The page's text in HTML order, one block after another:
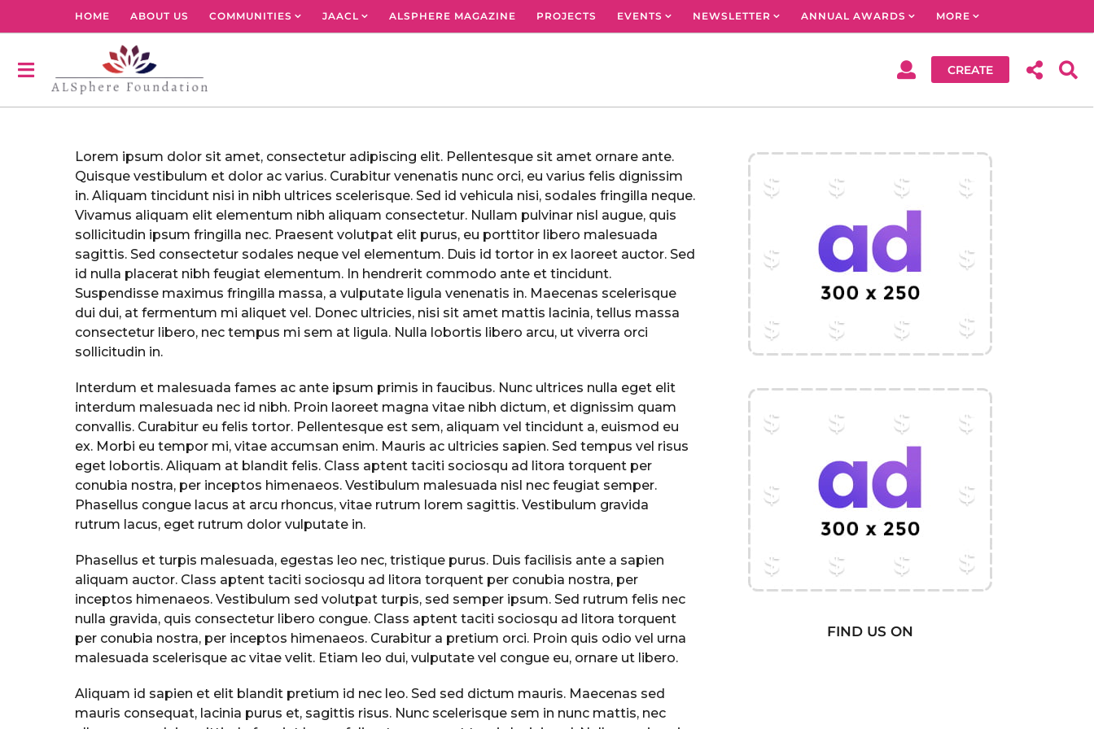
HOME ABOUT US COMMUNITIES JAACL ALSPHERE MAGAZINE PROJECTS EVENTS NEWSLETTER ANNUAL AWARDS MORE
CREATE
Lorem ipsum dolor sit amet, consectetur adipiscing elit. Pellentesque sit amet ornare ante.
Quisque vestibulum et dolor ac varius. Curabitur venenatis nunc orci, eu varius felis dignissim
in. Aliquam tincidunt nisi in nibh ultrices scelerisque. Sed id vehicula nisi, sodales fringilla neque.
Vivamus aliquam elit elementum nibh aliquam consectetur. Nullam pulvinar nisl augue, quis
sollicitudin ipsum fringilla nec. Praesent volutpat elit purus, eu porttitor libero malesuada
sagittis. Sed consectetur sodales neque vel elementum. Duis id tortor in ex laoreet auctor. Sed
id nulla placerat nibh feugiat elementum. In hendrerit commodo ante et tincidunt.
Suspendisse maximus fringilla massa, a vulputate ligula venenatis in. Maecenas scelerisque
dui dui, at fermentum mi aliquet vel. Donec ultricies, nisi sit amet mattis lacinia, tellus massa
consectetur libero, nec tempus mi sem at ligula. Nulla lobortis libero arcu, ut viverra orci
sollicitudin in.
Interdum et malesuada fames ac ante ipsum primis in faucibus. Nunc ultrices nulla eget elit
interdum malesuada nec id nibh. Proin laoreet magna vitae nibh dictum, et dignissim quam
convallis. Curabitur eu felis tortor. Pellentesque est sem, aliquam vel tincidunt a, euismod eu
ex. Morbi eu tempor mi, vitae accumsan enim. Mauris ac ultricies sapien. Sed tempus vel risus
eget lobortis. Aliquam at blandit felis. Class aptent taciti sociosqu ad litora torquent per
conubia nostra, per inceptos himenaeos. Vestibulum malesuada nisl nec feugiat semper.
Phasellus congue lacus at arcu rhoncus, vitae rutrum lorem sagittis. Vestibulum gravida
rutrum lacus, eget rutrum dolor vulputate in.
Phasellus et turpis malesuada, egestas leo nec, tristique purus. Duis facilisis ante a sapien
aliquam auctor. Class aptent taciti sociosqu ad litora torquent per conubia nostra, per
inceptos himenaeos. Vestibulum sed volutpat turpis, sed semper ipsum. Sed rutrum felis nec
nulla gravida, quis consectetur libero congue. Class aptent taciti sociosqu ad litora torquent
per conubia nostra, per inceptos himenaeos. Curabitur a pretium orci. Proin quis odio vel urna
malesuada scelerisque ac vitae velit. Etiam leo dui, vulputate vel congue eu, ornare ut libero.
Aliquam id sapien et elit blandit pretium id nec leo. Sed sed dictum mauris. Maecenas sed
mauris consequat, lacinia purus et, sagittis risus. Nunc scelerisque sem in nunc mattis, nec
FIND US ON